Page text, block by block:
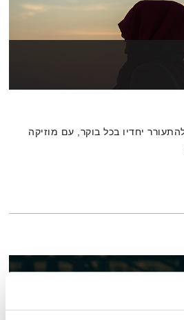
יחדיו בכל בוקר, עם מוזיקה